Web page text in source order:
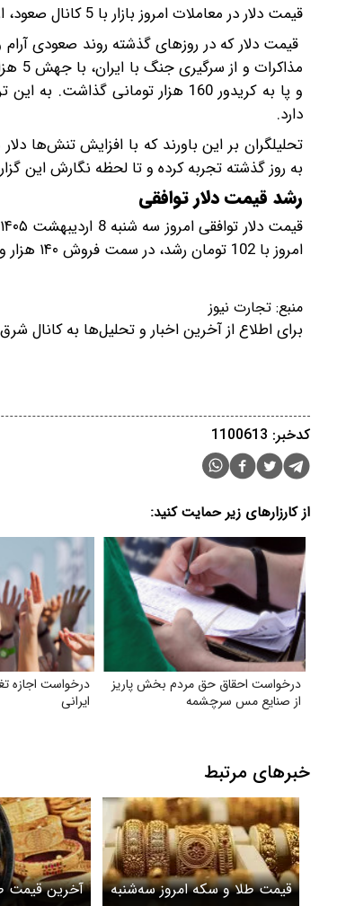
قیمت دلار در معاملات امروز بازار با 5 کانال صعود، از کریدور 150 هزار تومانی عبور کرد.
قیمت دلار که در روزهای گذشته روند صعودی
دارد.
به روز گذشته تجربه کرده و تا لحظه نگارش این گزارش روی رقم 187 هزار
رشد قیمت دلار توافقی
امروز با 102 تومان رشد، در سمت فروش ۱۴۰ هزار و 979 تومان و در سمت خرید ۱۳۹ هزار و 710 تومان است.
منبع: تجارت نیوز
برای اطلاع از آخرین اخبار و تحلیل‌ها به کانال
کدخبر: 1100613
از کارزارهای زیر حمایت کنید:
درخواست احقاق حق مردم بخش پاریز
از صنایع مس سرچشمه
درخواست اجازه
ایرانی
خبرهای مرتبط
قیمت طلا و سکه امروز سه‌شنبه
آخرین قیمت